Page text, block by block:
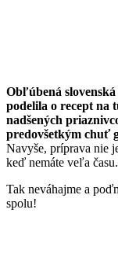
Obľúbená
podelila o recept na
nadšených
predovšetkým chuť
Navyše, príprava nie
keď nemáte veľa času.
Tak neváhajme a
spolu!